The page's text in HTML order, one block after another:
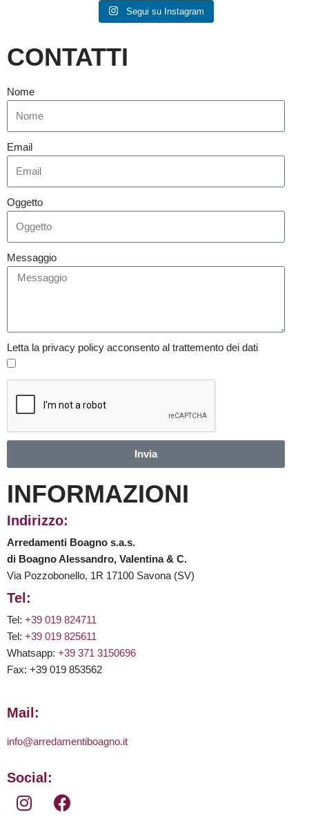
Segui su Instagram
CONTATTI
Nome
Email
Oggetto
Messaggio
Letta la privacy policy acconsento al trattemento dei dati
Invia
INFORMAZIONI
Indirizzo:
Arredamenti Boagno s.a.s.
di Boagno Alessandro, Valentina & C.
Via Pozzobonello, 1R 17100 Savona (SV)
Tel:
Tel: +39 019 824711
Tel: +39 019 825611
Whatsapp: +39 371 3150696
Fax: +39 019 853562
Mail:
info@arredamentiboagno.it
Social: